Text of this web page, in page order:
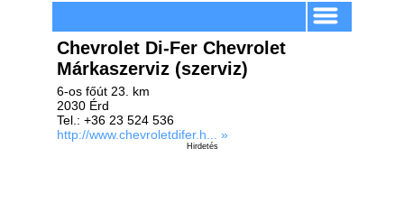
Chevrolet Di-Fer Chevrolet
Márkaszerviz (szerviz)
6-os főút 23. km
2030 Érd
Tel.: +36 23 524 536
http://www.chevroletdifer.h... »
Hirdetés